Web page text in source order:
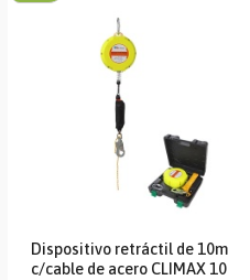
Dispositivo retráctil de 10m
c/cable de acero CLIMAX 10